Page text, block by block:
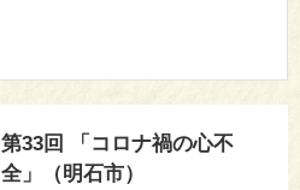
第33回 「コロナ禍の心不
全」（明石市）